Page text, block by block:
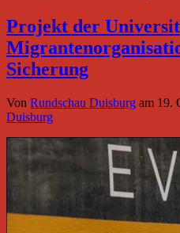
Projekt der
Sicherung
Von Rundschau Duisburg am 19.
Duisburg